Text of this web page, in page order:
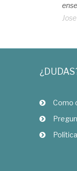
Como